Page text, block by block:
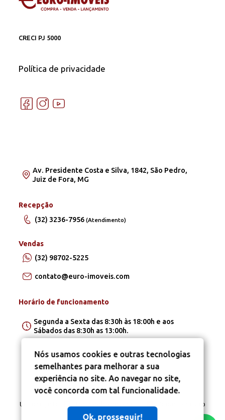
CRECI PJ 5000
Política de privacidade
Av. Presidente Costa e Silva, 1842, São Pedro,
Juiz de Fora, MG
Recepção
(32) 3236-7956(Atendimento)
Vendas
(32) 98702-5225
contato@euro-imoveis.com
Horário de funcionamento
Segunda a Sexta das 8:30h às 18:00h e aos
Sábados das 8:30h as 13:00h.
Um projeto Robustcrm.io
Nós usamos cookies e outras tecnologias
semelhantes para melhorar a sua
experiência no site. Ao navegar no site,
você concorda com tal funcionalidade.
Ok, prosseguir!